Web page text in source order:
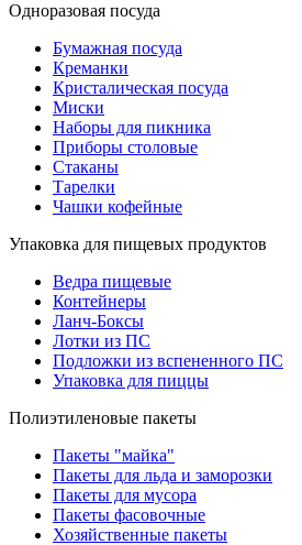
Одноразовая посуда
Бумажная посуда
Креманки
Кристалическая посуда
Миски
Наборы для пикника
Приборы столовые
Стаканы
Тарелки
Чашки кофейные
Упаковка для пищевых продуктов
Ведра пищевые
Контейнеры
Ланч-Боксы
Лотки из ПС
Подложки из вспененного ПС
Упаковка для пиццы
Полиэтиленовые пакеты
Пакеты "майка"
Пакеты для льда и заморозки
Пакеты для мусора
Пакеты фасовочные
Хозяйственные пакеты